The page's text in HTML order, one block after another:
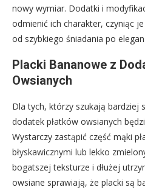
nowy wymiar. Dodatki i
odmienić ich charakter, czyniąc
od szybkiego śniadania po
Placki Bananowe z
Owsianych
Dla tych, którzy szukają bardziej
dodatek płatków owsianych
Wystarczy zastąpić część mąki
błyskawicznymi lub lekko
bogatszej teksturze i dłużej
owsiane sprawiają, że placki są